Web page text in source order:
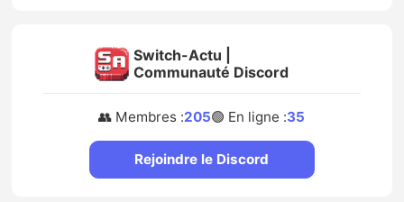
Switch-Actu |
Communauté Discord
👥 Membres :205🟢 En ligne :35
Rejoindre le Discord